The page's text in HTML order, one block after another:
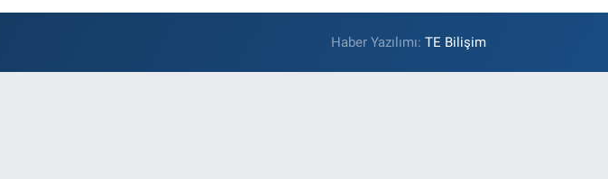
Haber Yazılımı:TE Bilişim